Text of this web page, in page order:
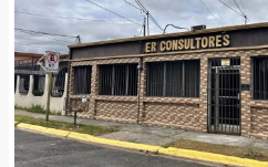
Previous